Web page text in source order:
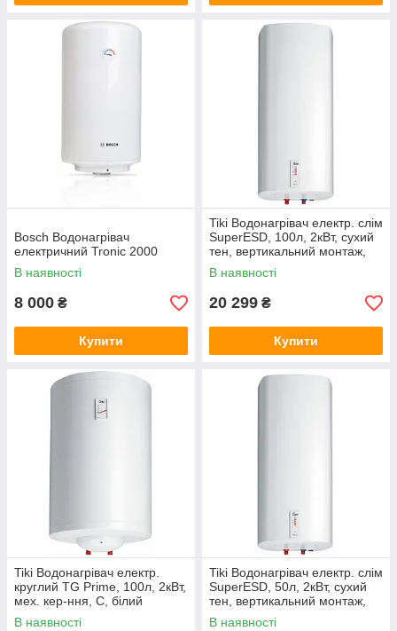
Bosch Водонагрівач
електричний Tronic 2000
В наявності
8 000 ₴
Купити
Tiki Водонагрівач електр. слім
SuperESD, 100л, 2кВт, сухий
тен, вертикальний монтаж,
електр. кер-ння, C, білий
В наявності
20 299 ₴
Купити
Tiki Водонагрівач електр.
круглий TG Prime, 100л, 2кВт,
мех. кер-ння, C, білий
В наявності
Tiki Водонагрівач електр. слім
SuperESD, 50л, 2кВт, сухий
тен, вертикальний монтаж,
електр. кер-ння, B, білий
В наявності